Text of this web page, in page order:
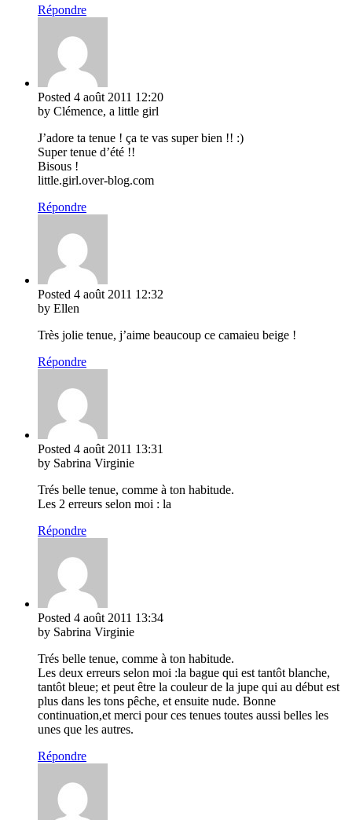
Répondre
Posted 4 août 2011 12:20
by Clémence, a little girl
J’adore ta tenue ! ça te vas super bien !! :)
Super tenue d’été !!
Bisous !
little.girl.over-blog.com
Répondre
Posted 4 août 2011 12:32
by Ellen
Très jolie tenue, j’aime beaucoup ce camaieu beige !
Répondre
Posted 4 août 2011 13:31
by Sabrina Virginie
Trés belle tenue, comme à ton habitude.
Les 2 erreurs selon moi : la
Répondre
Posted 4 août 2011 13:34
by Sabrina Virginie
Trés belle tenue, comme à ton habitude.
Les deux erreurs selon moi :la bague qui est tantôt blanche,
tantôt bleue; et peut être la couleur de la jupe qui au début est
plus dans les tons pêche, et ensuite nude. Bonne
continuation,et merci pour ces tenues toutes aussi belles les
unes que les autres.
Répondre